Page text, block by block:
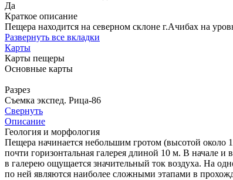
Да
Краткое описание
Пещера находится на северном склоне г.Ачибах на
Развернуть все вкладки
Карты
Карты пещеры
Основные карты
Разрез
Съемка экспед. Рица-86
Свернуть
Описание
Геология и морфология
Пещера начинается небольшим гротом (высотой около
почти горизонтальная галерея длиной 10 м. В начале
в галерею ощущается значительный ток воздуха. На
по ней являются наиболее сложными этапами в